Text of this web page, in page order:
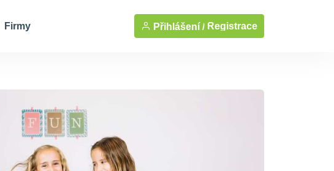
Firmy Přihlášení / Registrace